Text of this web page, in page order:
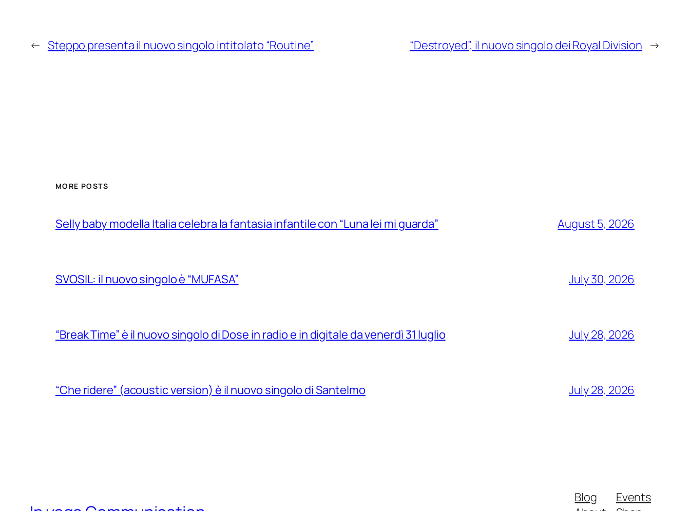
← Steppo presenta il nuovo singolo intitolato “Routine” “Destroyed”, il nuovo singolo dei Royal Division →
MORE POSTS
Selly baby modella Italia celebra la fantasia infantile con “Luna lei mi guarda” August 5, 2026
SVOSIL: il nuovo singolo è “MUFASA” July 30, 2026
“Break Time” è il nuovo singolo di Dose in radio e in digitale da venerdì 31 luglio July 28, 2026
“Che ridere” (acoustic version) è il nuovo singolo di Santelmo July 28, 2026
Blog
Events